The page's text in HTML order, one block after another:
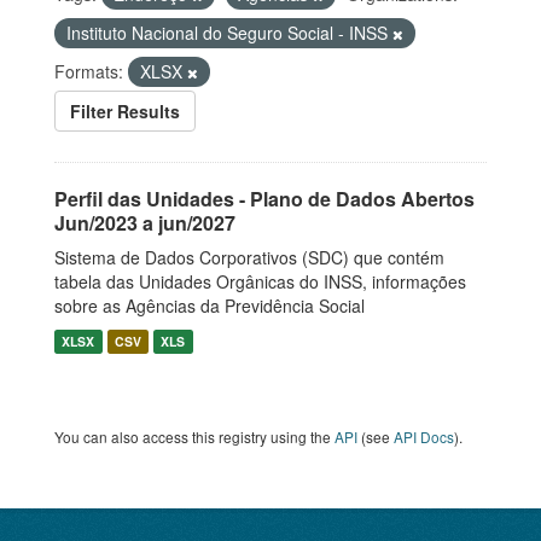
Instituto Nacional do Seguro Social - INSS
Formats:
XLSX
Filter Results
Perfil das Unidades - Plano de Dados Abertos
Jun/2023 a jun/2027
Sistema de Dados Corporativos (SDC) que contém
tabela das Unidades Orgânicas do INSS, informações
sobre as Agências da Previdência Social
XLSX CSV XLS
You can also access this registry using the API (see API Docs).